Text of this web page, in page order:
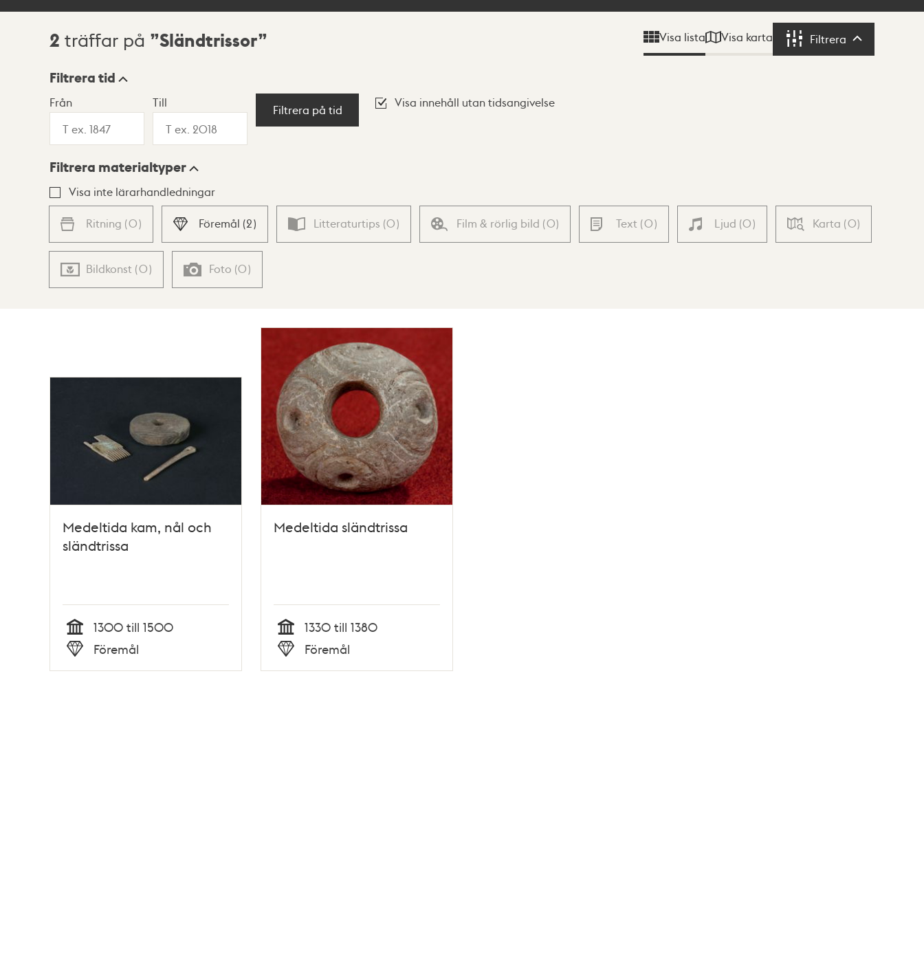
Sökresultat
2 träffar på Sländtrissor Visa lista Visa karta Filtrera Filtrera
Visningsläge
Lista Karta
Filtrera tid
Från Till
Filtrera på tid
Visa innehåll utan tidsangivelse
Filtrera materialtyper
Visa inte lärarhandledningar
Ritning (0) Föremål (2) Litteraturtips (0) Film & rörlig bild (0) Text (0) Ljud (0) Karta (0)
Bildkonst (0) Foto (0)
Medeltida kam, nål och
sländtrissa
Tid
1300 till 1500
Typ
Föremål
Medeltida sländtrissa
Tid
1330 till 1380
Typ
Föremål